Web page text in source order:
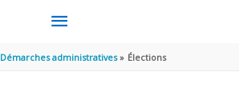
MENU
PRINCIPAL
Démarches administratives Élections